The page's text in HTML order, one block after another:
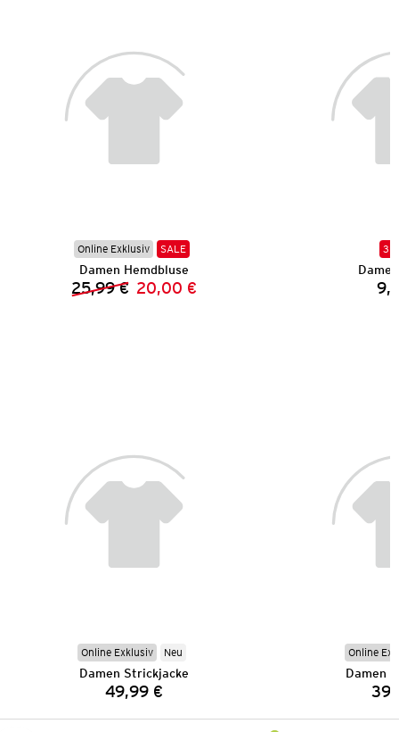
Online Exklusiv SALE
Damen Hemdbluse
Vorheriger Preis:
25,99 € Neuer Preis:
20,00 €
3
Online Exklusiv Neu
Damen Strickjacke
Preis:
49,99 €
Online
Damen